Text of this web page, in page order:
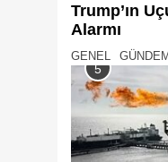
Trump’ın
Alarmı
GENEL GÜNDEM
5